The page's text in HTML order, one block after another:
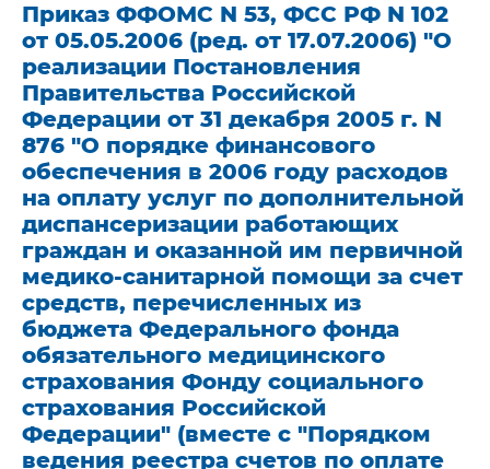
Приказ ФФОМС N 53, ФСС РФ N 102
от 05.05.2006 (ред. от 17.07.2006) "О
реализации Постановления
Правительства Российской
Федерации от 31 декабря 2005 г. N
876 "О порядке финансового
обеспечения в 2006 году расходов
на оплату услуг по дополнительной
диспансеризации работающих
граждан и оказанной им первичной
медико-санитарной помощи за счет
средств, перечисленных из
бюджета Федерального фонда
обязательного медицинского
страхования Фонду социального
страхования Российской
Федерации" (вместе с "Порядком
ведения реестра счетов по оплате